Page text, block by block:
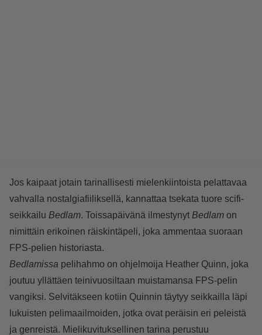
Jos kaipaat jotain tarinallisesti mielenkiintoista pelattavaa
vahvalla nostalgiafiiliksellä, kannattaa tsekata tuore scifi-
seikkailu Bedlam. Toissapäivänä ilmestynyt Bedlam on
nimittäin erikoinen räiskintäpeli, joka ammentaa suoraan
FPS-pelien historiasta.
Bedlamissa pelihahmo on ohjelmoija Heather Quinn, joka
joutuu yllättäen teinivuosiltaan muistamansa FPS-pelin
vangiksi. Selvitäkseen kotiin Quinnin täytyy seikkailla läpi
lukuisten pelimaailmoiden, jotka ovat peräisin eri peleistä
ja genreistä. Mielikuvituksellinen tarina perustuu